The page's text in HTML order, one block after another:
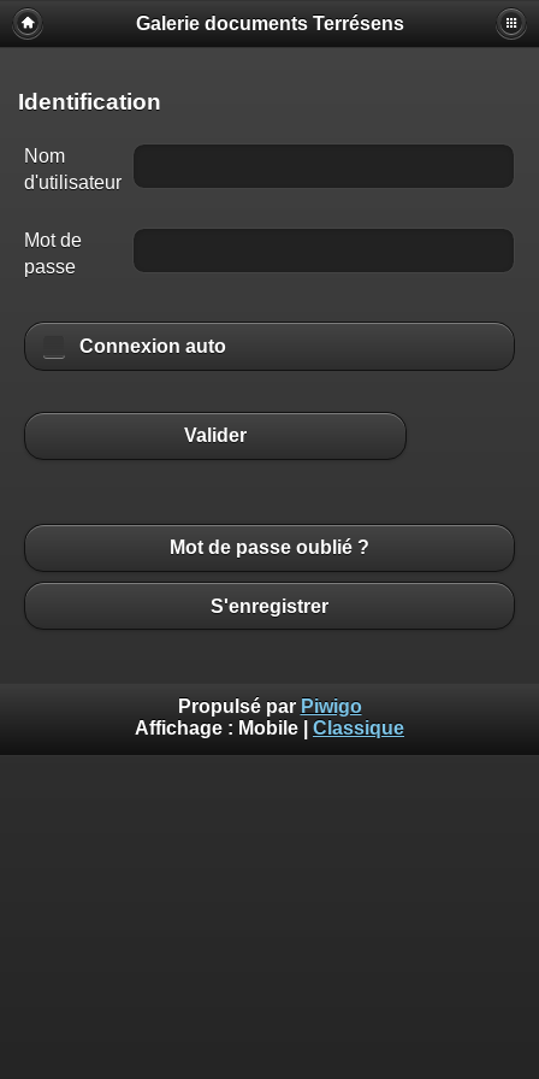
Galerie documents Terrésens
Identification
Nom
d'utilisateur
Mot de
passe
Connexion auto
Valider
Mot de passe oublié ?
S'enregistrer
Propulsé par Piwigo
Affichage : Mobile Classique